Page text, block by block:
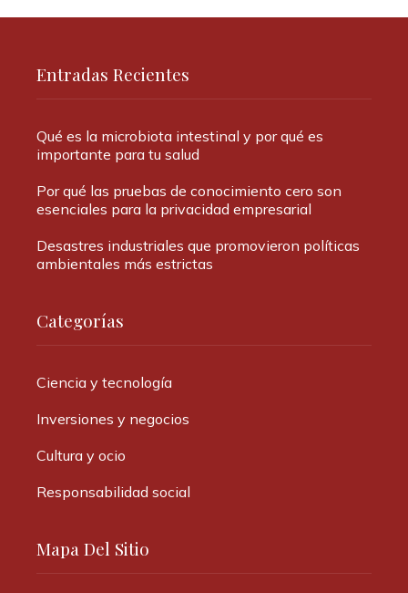
Entradas Recientes
Qué es la microbiota intestinal y por qué es
importante para tu salud
Por qué las pruebas de conocimiento cero son
esenciales para la privacidad empresarial
Desastres industriales que promovieron políticas
ambientales más estrictas
Categorías
Ciencia y tecnología
Inversiones y negocios
Cultura y ocio
Responsabilidad social
Mapa Del Sitio